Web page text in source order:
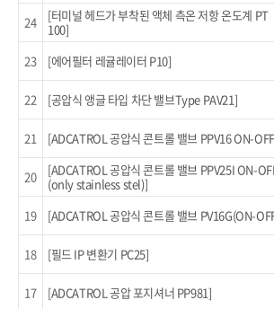
24
[터미널 헤드가 부착된 액체 측온 저항 온도계 PT
100]
23
[에어필터 레귤레이터 P10]
22
[공압식 앵글 타입 차단 밸브Type PAV21]
21
[ADCATROL 공압식 콘트롤 밸브 PPV16 ON-
20
[ADCATROL 공압식 콘트롤 밸브 PPV25I ON-
(only stainless stel)]
19
[ADCATROL 공압식 콘트롤 밸브 PV16G(ON-
18
[필드 IP 변환기 PC25]
17
[ADCATROL 공압 포지셔너 PP981]